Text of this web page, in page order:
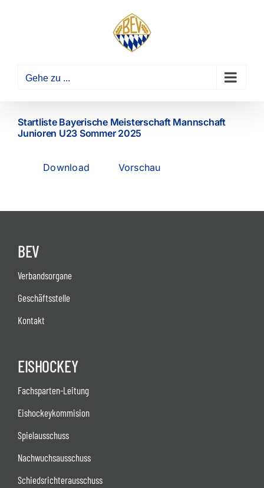
Gehe zu ...
Startliste Bayerische Meisterschaft Mannschaft
Junioren U23 Sommer 2025
Download Vorschau
BEV
Verbandsorgane
Geschäftsstelle
Kontakt
EISHOCKEY
Fachsparten-Leitung
Eishockeykommision
Spielausschuss
Nachwuchsausschuss
Schiedsrichterausschuss